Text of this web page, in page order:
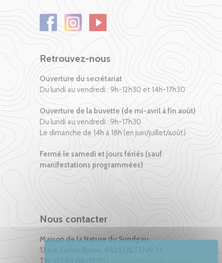
Retrouvez-nous
Ouverture du secrétariat
Du lundi au vendredi : 9h-12h30 et 14h-17h30
Ouverture de la buvette (de mi-avril à fin août)
Du lundi au vendredi : 9h-17h30
Le dimanche de 14h à 18h (en juin/juillet/août)
Fermé le samedi et jours fériés (sauf
manifestations programmées)
Nous contacter
Maison de la Nature du Sundgau
13 rue Sainte Barbe, 68210 ALTENACH
Tél : 03 89 08 07 50 |